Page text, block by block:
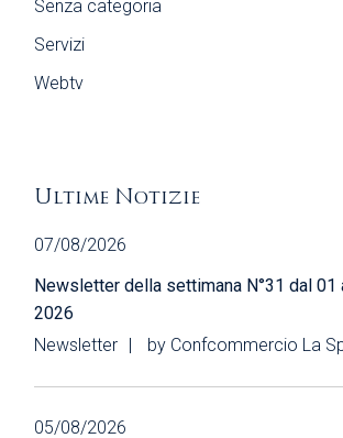
Senza categoria
Servizi
Webtv
Ultime Notizie
07/08/2026
Newsletter della settimana N°31 dal 01
2026
Newsletter
by Confcommercio La
05/08/2026